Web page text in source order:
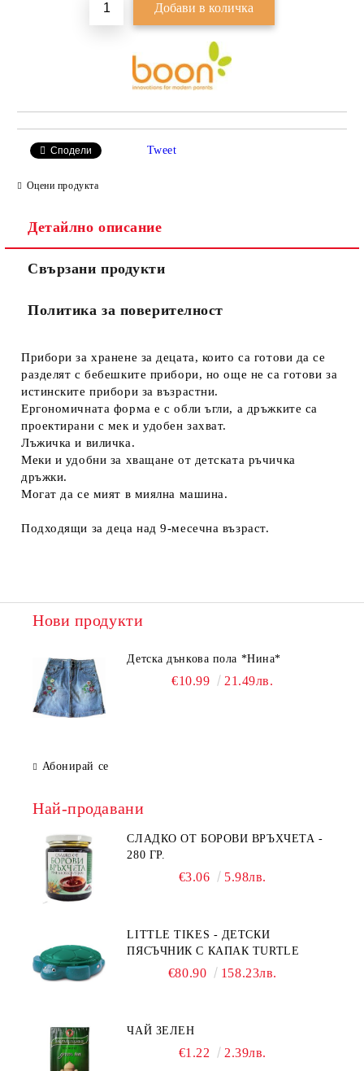
Сподели Tweet
Оцени продукта
Детайлно описание
Свързани продукти
Политика за поверителност
Прибори за хранене за децата, които са готови да се
разделят с бебешките прибори, но още не са готови за
истинските прибори за възрастни.
Ергономичната форма е с обли ъгли, а дръжките са
проектирани с мек и удобен захват.
Лъжичка и виличка.
Меки и удобни за хващане от детската ръчичка
дръжки.
Могат да се мият в миялна машина.
Подходящи за деца над 9-месечна възраст.
Нови продукти
Детска дънкова пола *Нина*
€10.99 21.49лв.
Абонирай се
Най-продавани
СЛАДКО ОТ БОРОВИ ВРЪХЧЕТА -
280 ГР.
€3.06 5.98лв.
LITTLE TIKES - ДЕТСКИ
ПЯСЪЧНИК С КАПАК TURTLE
€80.90 158.23лв.
ЧАЙ ЗЕЛЕН
€1.22 2.39лв.